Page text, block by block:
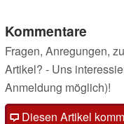
Kommentare
Fragen, Anregungen,
Artikel? - Uns
Anmeldung möglich)!
Diesen Artikel